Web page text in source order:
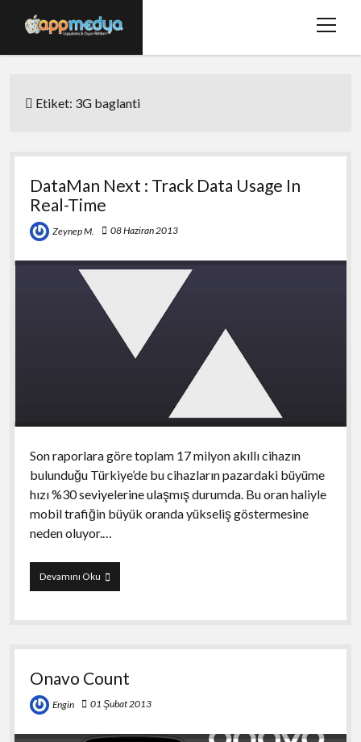
menüyü
Hakkımızda
twitterfacebook
Etiket: 3G baglanti
DataMan Next : Track Data Usage In
Real-Time
Zeynep M. 08 Haziran 2013
Son raporlara göre toplam 17 milyon akıllı cihazın
bulunduğu Türkiye’de bu cihazların pazardaki büyüme
hızı %30 seviyelerine ulaşmış durumda. Bu oran haliyle
mobil trafiğin büyük oranda yükseliş göstermesine
neden oluyor.…
Devamını OkuDataMan
Next
Track
Usage
Real-
Onavo Count
Engin 01 Şubat 2013